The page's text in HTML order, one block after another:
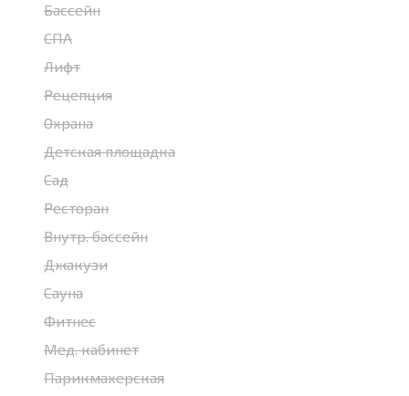
Бассейн
СПА
Лифт
Рецепция
Охрана
Детская площадка
Сад
Ресторан
Внутр. бассейн
Джакузи
Сауна
Фитнес
Мед. кабинет
Парикмахерская